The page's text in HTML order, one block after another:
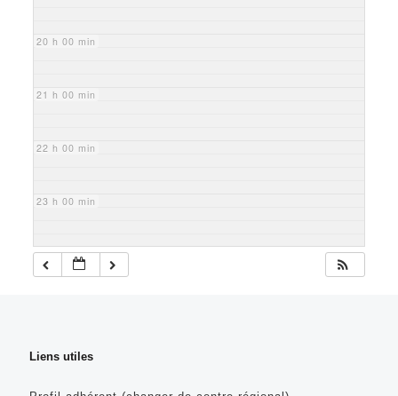
20 h 00 min
21 h 00 min
22 h 00 min
23 h 00 min
Liens utiles